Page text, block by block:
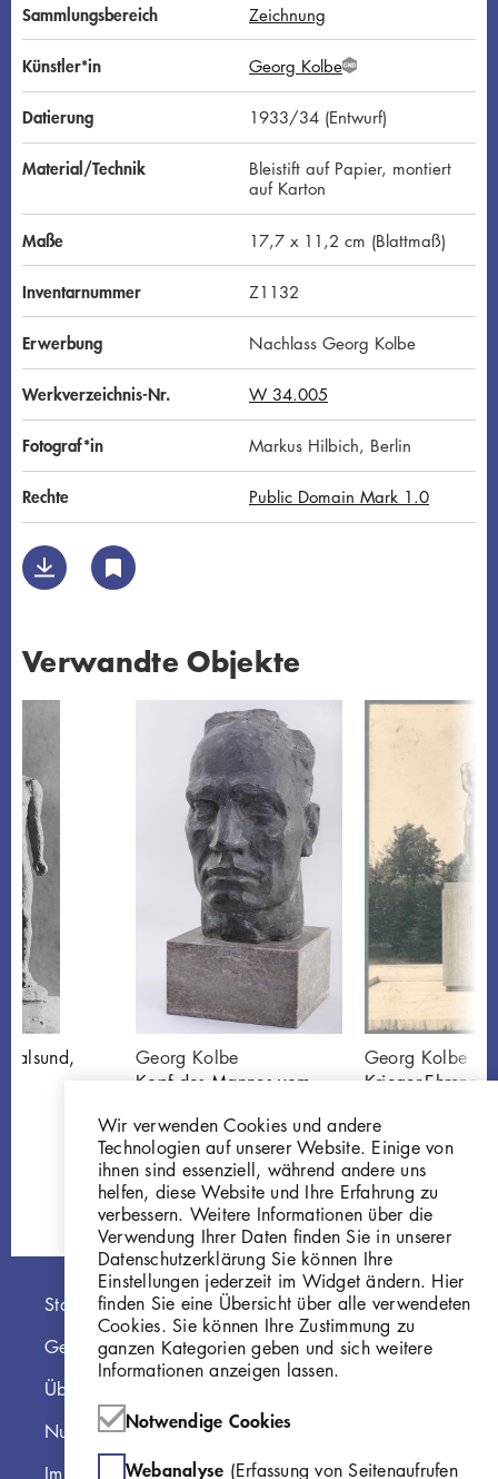
Sammlungsbereich Zeichnung
Künstler*in Georg KolbeG
N
D
Datierung 1933/34 (Entwurf)
Material/Technik
Bleistift auf Papier, montiert
auf Karton
Maße 17,7 x 11,2 cm (Blattmaß)
Inventarnummer Z1132
Erwerbung Nachlass Georg Kolbe
Werkverzeichnis-Nr. W 34.005
Fotograf*in Markus Hilbich, Berlin
Rechte Public Domain Mark 1.0
Verwandte Objekte
Georg Kolbe
Kopf des Mannes vom
Stralsund
P151
Georg Kolbe
Krieger-Ehrenmal
Bronze auf
GKFo-
Hauptnavigation
Startseite
Georg Kolbe Museum
Über die Online Sammlung
Nutzungshinweise
Impressum
Wir verwenden Cookies und andere
Technologien auf unserer Website. Einige von
ihnen sind essenziell, während andere uns
helfen, diese Website und Ihre Erfahrung zu
verbessern. Weitere Informationen über die
Verwendung Ihrer Daten finden Sie in unserer
Datenschutzerklärung Sie können Ihre
Einstellungen jederzeit im Widget ändern. Hier
finden Sie eine Übersicht über alle verwendeten
Cookies. Sie können Ihre Zustimmung zu
ganzen Kategorien geben und sich weitere
Informationen anzeigen lassen.
Notwendige Cookies
Webanalyse (Erfassung von Seitenaufrufen